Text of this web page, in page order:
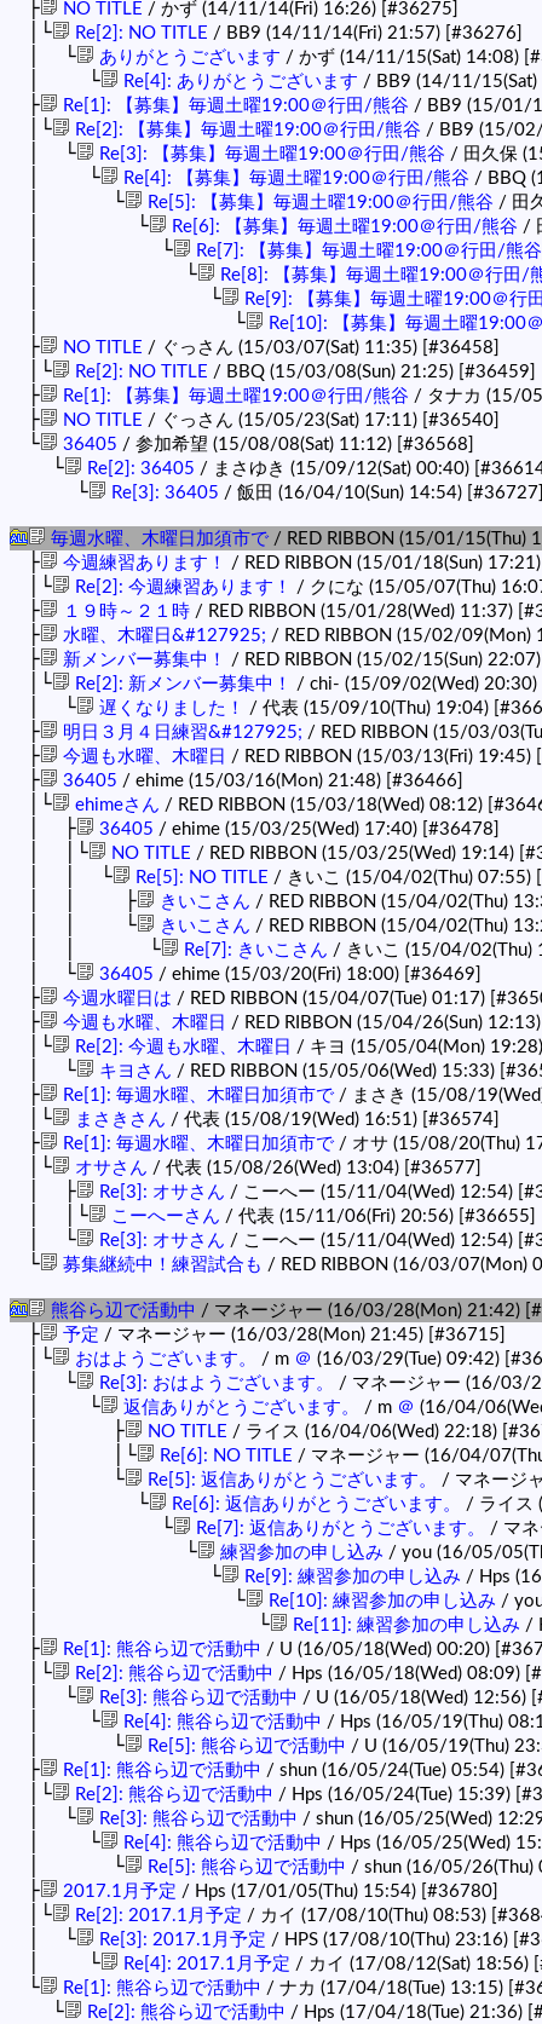
├ NO TITLE / かず (14/11/14(Fri) 16:26) [#36275]
│└ Re[2]: NO TITLE / BB9 (14/11/14(Fri) 21:57) [#36276]
│ └ ありがとうございます / かず (14/11/15(Sat) 14:08)
│ └ Re[4]: ありがとうございます / BB9 (14/11/
├ Re[1]: 【募集】毎週土曜19:00＠行田/熊谷 / BB9 (15/01/
│└ Re[2]: 【募集】毎週土曜19:00＠行田/熊谷 / BB9 (15/
│ └ Re[3]: 【募集】毎週土曜19:00＠行田/熊谷 / 田久保
│ └ Re[4]: 【募集】毎週土曜19:00＠行田/熊谷 / BBQ
│ └ Re[5]: 【募集】毎週土曜19:00＠行田/熊谷 / 田
│ └ Re[6]: 【募集】毎週土曜19:00＠行田/熊谷 /
│ └ Re[7]: 【募集】毎週土曜19:00＠行田/熊谷
│ └ Re[8]: 【募集】毎週土曜19:00＠行田/
│ └ Re[9]: 【募集】毎週土曜19:00＠行
│ └ Re[10]: 【募集】毎週土曜19:00
├ NO TITLE / ぐっさん (15/03/07(Sat) 11:35) [#36458]
│└ Re[2]: NO TITLE / BBQ (15/03/08(Sun) 21:25) [#36459]
├ Re[1]: 【募集】毎週土曜19:00＠行田/熊谷 / タナカ (15/
├ NO TITLE / ぐっさん (15/05/23(Sat) 17:11) [#36540]
└ 36405 / 参加希望 (15/08/08(Sat) 11:12) [#36568]
└ Re[2]: 36405 / まさゆき (15/09/12(Sat) 00:40)
└ Re[3]: 36405 / 飯田 (16/04/10(Sun) 14:54)
毎週水曜、木曜日加須市で / RED RIBBON (15/01/15(Thu)
├ 今週練習あります！ / RED RIBBON (15/01/18(Sun)
│└ Re[2]: 今週練習あります！ / クにな (15/05/07(Thu)
├ １９時～２１時 / RED RIBBON (15/01/28(Wed) 11:37)
├ 水曜、木曜日&#127925; / RED RIBBON (15/02/09(Mon)
├ 新メンバー募集中！ / RED RIBBON (15/02/15(Sun)
│└ Re[2]: 新メンバー募集中！ / chi- (15/09/02(Wed) 20:30)
│ └ 遅くなりました！ / 代表 (15/09/10(Thu) 19:04)
├ 明日３月４日練習&#127925; / RED RIBBON (15/03/
├ 今週も水曜、木曜日 / RED RIBBON (15/03/13(Fri) 19:45)
├ 36405 / ehime (15/03/16(Mon) 21:48) [#36466]
│└ ehimeさん / RED RIBBON (15/03/18(Wed) 08:12)
│ ├ 36405 / ehime (15/03/25(Wed) 17:40) [#36478]
│ │└ NO TITLE / RED RIBBON (15/03/25(Wed) 19:14)
│ │ └ Re[5]: NO TITLE / きいこ (15/04/02(Thu) 07:55)
│ │ ├ きいこさん / RED RIBBON (15/04/02(Thu)
│ │ └ きいこさん / RED RIBBON (15/04/02(Thu)
│ │ └ Re[7]: きいこさん / きいこ (15/04/02(Thu)
│ └ 36405 / ehime (15/03/20(Fri) 18:00) [#36469]
├ 今週水曜日は / RED RIBBON (15/04/07(Tue) 01:17)
├ 今週も水曜、木曜日 / RED RIBBON (15/04/26(Sun)
│└ Re[2]: 今週も水曜、木曜日 / キヨ (15/05/04(Mon)
│ └ キヨさん / RED RIBBON (15/05/06(Wed) 15:33)
├ Re[1]: 毎週水曜、木曜日加須市で / まさき (15/08/
│└ まさきさん / 代表 (15/08/19(Wed) 16:51) [#36574]
├ Re[1]: 毎週水曜、木曜日加須市で / オサ (15/08/20(Thu)
│└ オサさん / 代表 (15/08/26(Wed) 13:04) [#36577]
│ ├ Re[3]: オサさん / こーへー (15/11/04(Wed) 12:54)
│ │└ こーへーさん / 代表 (15/11/06(Fri) 20:56) [#36655]
│ └ Re[3]: オサさん / こーへー (15/11/04(Wed) 12:54)
└ 募集継続中！練習試合も / RED RIBBON (16/03/07(Mon)
熊谷ら辺で活動中 / マネージャー (16/03/28(Mon) 21:42)
├ 予定 / マネージャー (16/03/28(Mon) 21:45) [#36715]
│└ おはようございます。 / m ＠ (16/03/29(Tue) 09:42)
│ └ Re[3]: おはようございます。 / マネージャー (16/03/
│ └ 返信ありがとうございます。 / m ＠ (16/04/
│ ├ NO TITLE / ライス (16/04/06(Wed) 22:18)
│ │└ Re[6]: NO TITLE / マネージャー (16/04/
│ └ Re[5]: 返信ありがとうございます。 / マネージ
│ └ Re[6]: 返信ありがとうございます。 / ライス
│ └ Re[7]: 返信ありがとうございます。 / マ
│ └ 練習参加の申し込み / you (16/05/
│ └ Re[9]: 練習参加の申し込み / Hps
│ └ Re[10]: 練習参加の申し込み /
│ └ Re[11]: 練習参加の申し込み /
├ Re[1]: 熊谷ら辺で活動中 / U (16/05/18(Wed) 00:20)
│└ Re[2]: 熊谷ら辺で活動中 / Hps (16/05/18(Wed) 08:09)
│ └ Re[3]: 熊谷ら辺で活動中 / U (16/05/18(Wed) 12:56)
│ └ Re[4]: 熊谷ら辺で活動中 / Hps (16/05/19(Thu)
│ └ Re[5]: 熊谷ら辺で活動中 / U (16/05/19(Thu)
├ Re[1]: 熊谷ら辺で活動中 / shun (16/05/24(Tue) 05:54)
│└ Re[2]: 熊谷ら辺で活動中 / Hps (16/05/24(Tue) 15:39)
│ └ Re[3]: 熊谷ら辺で活動中 / shun (16/05/25(Wed)
│ └ Re[4]: 熊谷ら辺で活動中 / Hps (16/05/25(Wed)
│ └ Re[5]: 熊谷ら辺で活動中 / shun (16/05/26(Thu)
├ 2017.1月予定 / Hps (17/01/05(Thu) 15:54) [#36780]
│└ Re[2]: 2017.1月予定 / カイ (17/08/10(Thu) 08:53)
│ └ Re[3]: 2017.1月予定 / HPS (17/08/10(Thu) 23:16)
│ └ Re[4]: 2017.1月予定 / カイ (17/08/12(Sat) 18:56)
└ Re[1]: 熊谷ら辺で活動中 / ナカ (17/04/18(Tue) 13:15)
└ Re[2]: 熊谷ら辺で活動中 / Hps (17/04/18(Tue) 21:36)